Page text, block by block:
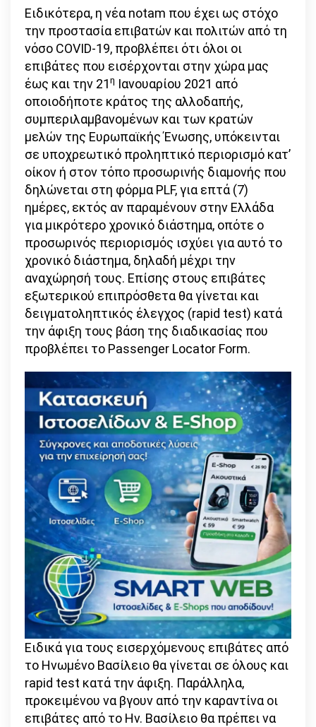
Ειδικότερα, η νέα notam που έχει ως στόχο
την προστασία επιβατών και πολιτών από τη
νόσο COVID-19, προβλέπει ότι όλοι οι
επιβάτες που εισέρχονται στην χώρα μας
έως και την 21η Ιανουαρίου 2021 από
οποιοδήποτε κράτος της αλλοδαπής,
συμπεριλαμβανομένων και των κρατών
μελών της Ευρωπαϊκής Ένωσης, υπόκεινται
σε υποχρεωτικό προληπτικό περιορισμό κατ’
οίκον ή στον τόπο προσωρινής διαμονής που
δηλώνεται στη φόρμα PLF, για επτά (7)
ημέρες, εκτός αν παραμένουν στην Ελλάδα
για μικρότερο χρονικό διάστημα, οπότε ο
προσωρινός περιορισμός ισχύει για αυτό το
χρονικό διάστημα, δηλαδή μέχρι την
αναχώρησή τους. Επίσης στους επιβάτες
εξωτερικού επιπρόσθετα θα γίνεται και
δειγματοληπτικός έλεγχος (rapid test) κατά
την άφιξη τους βάση της διαδικασίας που
προβλέπει το Passenger Locator Form.
Ειδικά για τους εισερχόμενους επιβάτες από
το Ηνωμένο Βασίλειο θα γίνεται σε όλους και
rapid test κατά την άφιξη. Παράλληλα,
προκειμένου να βγουν από την καραντίνα οι
επιβάτες από το Ην. Βασίλειο θα πρέπει να